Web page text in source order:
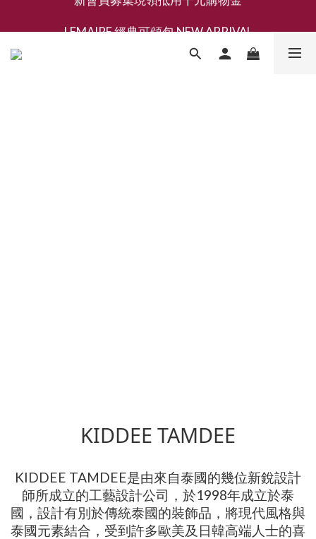
香氛 / 家居 / 餐廚 [ 全館折上兩件9折，三件享85折 】
KIDDEE TAMDEE
KIDDEE TAMDEE是由來自泰國的幾位新銳設計
師所成立的工藝設計公司，於1998年成立於泰
國，設計有別於傳統泰國的裝飾品，將現代風格與
泰國元素結合，受到許多歐美及日韓高端人士的喜